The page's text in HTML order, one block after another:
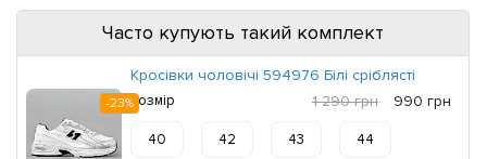
Часто купують такий комплект
-23%
Кросівки чоловічі 594976 Білі сріблясті
Розмір 1 290 грн 990 грн
40 42 43 44